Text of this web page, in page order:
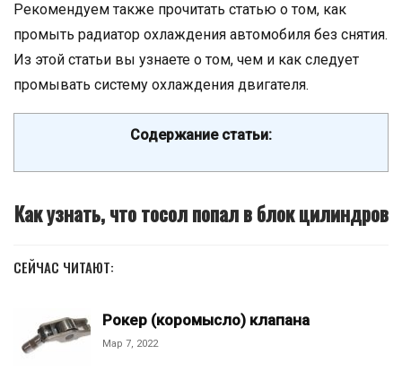
Рекомендуем также прочитать статью о том, как
промыть радиатор охлаждения автомобиля без снятия.
Из этой статьи вы узнаете о том, чем и как следует
промывать систему охлаждения двигателя.
Содержание статьи:
Как узнать, что тосол попал в блок цилиндров
СЕЙЧАС ЧИТАЮТ:
Рокер (коромысло) клапана
Мар 7, 2022